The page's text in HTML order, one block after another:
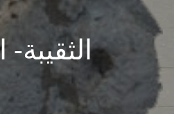
الثقيبة-